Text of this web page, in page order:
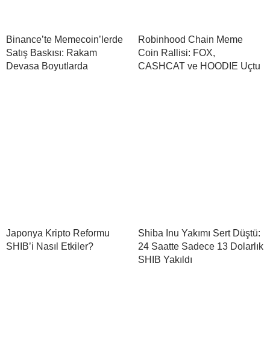
Binance’te Memecoin’lerde
Satış Baskısı: Rakam
Devasa Boyutlarda
Robinhood Chain Meme
Coin Rallisi: FOX,
CASHCAT ve HOODIE Uçtu
Japonya Kripto Reformu
SHIB’i Nasıl Etkiler?
Shiba Inu Yakımı Sert Düştü:
24 Saatte Sadece 13 Dolarlık
SHIB Yakıldı